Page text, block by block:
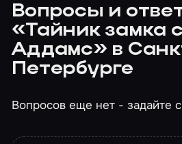
Вопросы и
«Тайник замка
Аддамс» в
Петербурге
Вопросов еще нет - задайте